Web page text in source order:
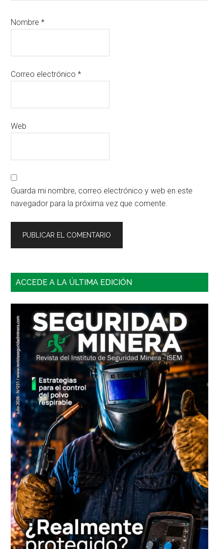
Nombre*
Correo electrónico*
Web
Guarda mi nombre, correo electrónico y web en este
navegador para la próxima vez que comente.
Barra
principal
ACCEDE A LA ÚLTIMA EDICIÓN